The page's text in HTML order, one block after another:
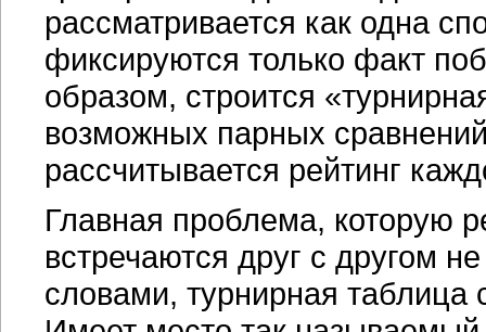
рассматривается как одна
фиксируются только факт
образом, строится
возможных парных
рассчитывается рейтинг
Главная проблема, которую
встречаются друг с другом
словами, турнирная таблица